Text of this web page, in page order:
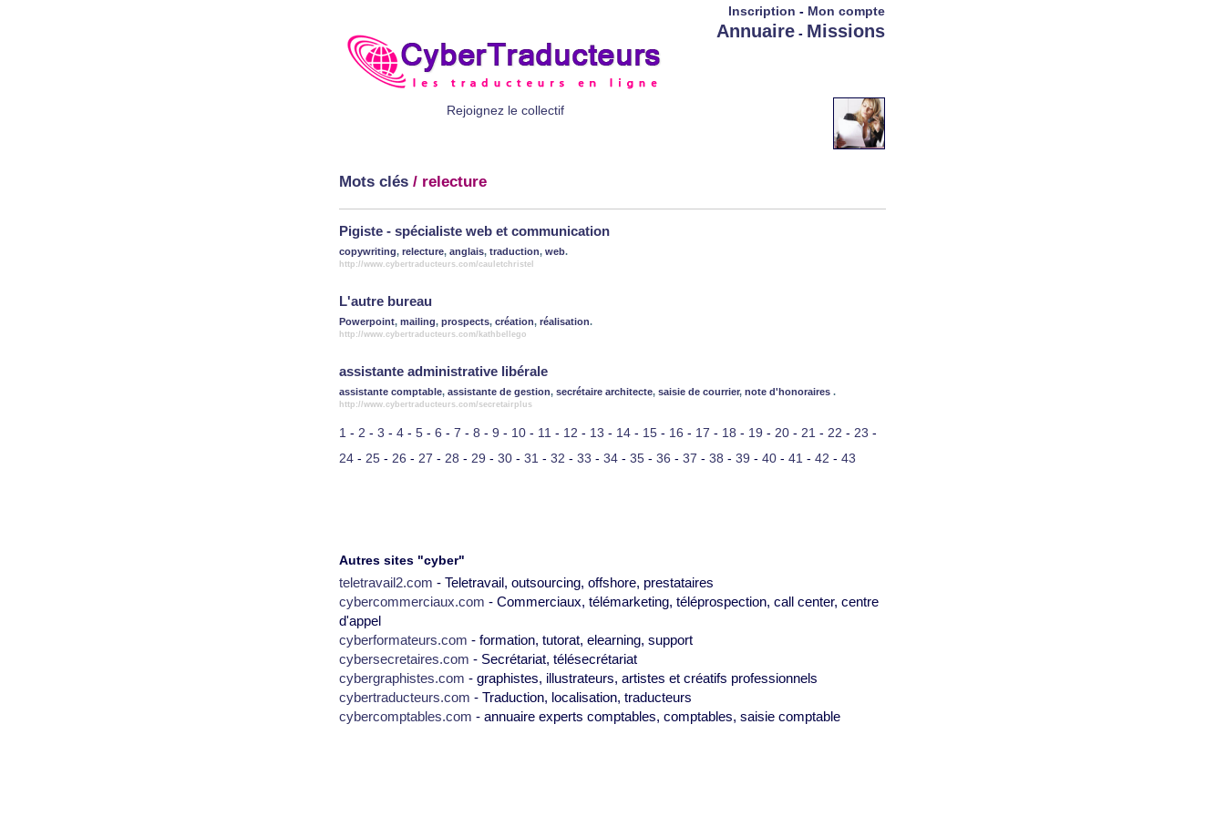
Rejoignez le collectif
Inscription - Mon compte
Annuaire - Missions
Mots clés / relecture
Pigiste - spécialiste web et communication
copywriting, relecture, anglais, traduction, web.
http://www.cybertraducteurs.com/cauletchristel
L'autre bureau
Powerpoint, mailing, prospects, création, réalisation.
http://www.cybertraducteurs.com/kathbellego
assistante administrative libérale
assistante comptable, assistante de gestion, secrétaire architecte, saisie de courrier, note d'honoraires .
http://www.cybertraducteurs.com/secretairplus
1 - 2 - 3 - 4 - 5 - 6 - 7 - 8 - 9 - 10 - 11 - 12 - 13 - 14 - 15 - 16 - 17 - 18 - 19 - 20 - 21 - 22 - 23 -
24 - 25 - 26 - 27 - 28 - 29 - 30 - 31 - 32 - 33 - 34 - 35 - 36 - 37 - 38 - 39 - 40 - 41 - 42 - 43
Autres sites "cyber"
teletravail2.com - Teletravail, outsourcing, offshore, prestataires
cybercommerciaux.com - Commerciaux, télémarketing, téléprospection, call center, centre
d'appel
cyberformateurs.com - formation, tutorat, elearning, support
cybersecretaires.com - Secrétariat, télésecrétariat
cybergraphistes.com - graphistes, illustrateurs, artistes et créatifs professionnels
cybertraducteurs.com - Traduction, localisation, traducteurs
cybercomptables.com - annuaire experts comptables, comptables, saisie comptable